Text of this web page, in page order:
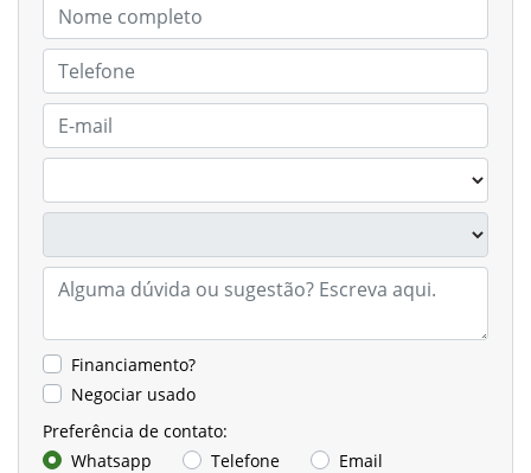
Financiamento?
Negociar usado
Preferência de contato:
Whatsapp
Telefone Email